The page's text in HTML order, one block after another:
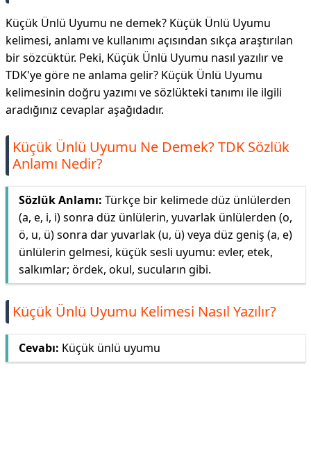
Küçük Ünlü Uyumu ne demek? Küçük Ünlü Uyumu
kelimesi, anlamı ve kullanımı açısından sıkça araştırılan
bir sözcüktür. Peki, Küçük Ünlü Uyumu nasıl yazılır ve
TDK'ye göre ne anlama gelir? Küçük Ünlü Uyumu
kelimesinin doğru yazımı ve sözlükteki tanımı ile ilgili
aradığınız cevaplar aşağıdadır.
Küçük Ünlü Uyumu Ne Demek? TDK Sözlük
Anlamı Nedir?
Sözlük Anlamı: Türkçe bir kelimede düz ünlülerden
(a, e, i, i̇) sonra düz ünlülerin, yuvarlak ünlülerden (o,
ö, u, ü) sonra dar yuvarlak (u, ü) veya düz geniş (a, e)
ünlülerin gelmesi, küçük sesli uyumu: evler, etek,
salkımlar; ördek, okul, sucuların gibi.
Küçük Ünlü Uyumu Kelimesi Nasıl Yazılır?
Cevabı: Küçük ünlü uyumu